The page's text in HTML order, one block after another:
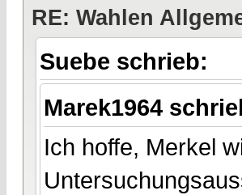
RE: Wahlen
Suebe schrieb:
Marek1964
Ich hoffe, Merkel